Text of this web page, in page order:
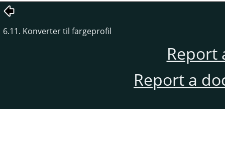
6.11. Konverter til fargeprofil
Report
Report a